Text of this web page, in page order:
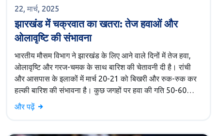
22, मार्च, 2025
झारखंड में चक्रवात का खतरा: तेज हवाओं और
ओलावृष्टि की संभावना
भारतीय मौसम विभाग ने झारखंड के लिए आने वाले दिनों में तेज हवा,
ओलावृष्टि और गरज-चमक के साथ बारिश की चेतावनी दी है। रांची
और आसपास के इलाकों में मार्च 20-21 को बिखरी और रुक-रुक कर
हल्की बारिश की संभावना है। कुछ जगहों पर हवा की गति 50-60
किमी/घंटा तक reaching पहुँच सकती है। सप्ताह के अंत तक
तापमान 30°C तक गिरने की उम्मीद है, जिससे हाल की गर्मी से कुछ
और पढ़ें